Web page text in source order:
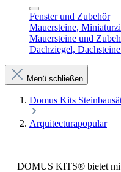
Fenster und Zubehör
Mauersteine,
Mauersteine und
Dachziegel,
Menü schließen
Domus Kits
Arquitecturapopular
DOMUS KITS® bietet mit